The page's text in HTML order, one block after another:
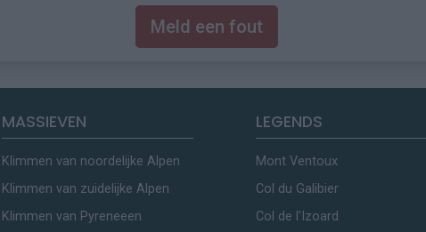
Meld een fout
MASSIEVEN
Klimmen van noordelijke Alpen
Klimmen van zuidelijke Alpen
Klimmen van Pyreneeen
LEGENDS
Mont Ventoux
Col du Galibier
Col de l'Izoard